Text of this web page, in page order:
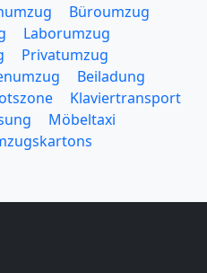
Büroumzug
Laborumzug
Privatumzug
Beiladung
Klaviertransport
Möbeltaxi